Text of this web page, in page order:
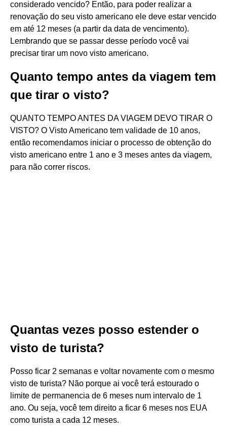
considerado vencido? Então, para poder realizar a
renovação do seu visto americano ele deve estar vencido
em até 12 meses (a partir da data de vencimento).
Lembrando que se passar desse período você vai
precisar tirar um novo visto americano.
Quanto tempo antes da viagem tem
que tirar o visto?
QUANTO TEMPO ANTES DA VIAGEM DEVO TIRAR O
VISTO? O Visto Americano tem validade de 10 anos,
então recomendamos iniciar o processo de obtenção do
visto americano entre 1 ano e 3 meses antes da viagem,
para não correr riscos.
Quantas vezes posso estender o
visto de turista?
Posso ficar 2 semanas e voltar novamente com o mesmo
visto de turista? Não porque ai você terá estourado o
limite de permanencia de 6 meses num intervalo de 1
ano. Ou seja, você tem direito a ficar 6 meses nos EUA
como turista a cada 12 meses.